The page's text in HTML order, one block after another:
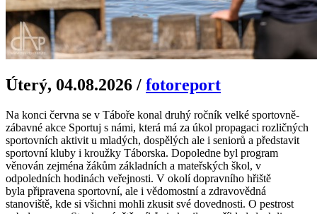
Úterý, 04.08.2026 / fotoreport
Na konci června se v Táboře konal druhý ročník velké sportovně-
zábavné akce Sportuj s námi, která má za úkol propagaci rozličných
sportovních aktivit u mladých, dospělých ale i seniorů a představit
sportovní kluby i kroužky Táborska. Dopoledne byl program
věnován zejména žákům základních a mateřských škol, v
odpoledních hodinách veřejnosti. V okolí dopravního hřiště
byla připravena sportovní, ale i vědomostní a zdravovědná
stanoviště, kde si všichni mohli zkusit své dovednosti. O pestrost